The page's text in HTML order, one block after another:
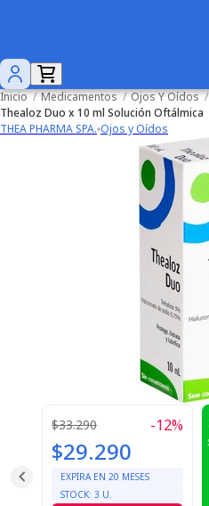
Inicio / Medicamentos / Ojos Y Oídos /
Thealoz Duo x 10 ml Solución Oftálmica
THEA PHARMA SPA. Ojos y Oídos
$33.290 -12%
$29.290
EXPIRA EN 20 MESES
STOCK: 3 U.